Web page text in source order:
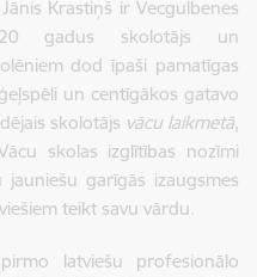
Krastiņš ir Vecgulbenes
gadus skolotājs un
dod īpaši pamatīgas
un centīgākos gatavo
skolotājs vācu laikmetā,
skolas izglītības nozīmi
garīgās izaugsmes
teikt savu vārdu.
latviešu profesionālo